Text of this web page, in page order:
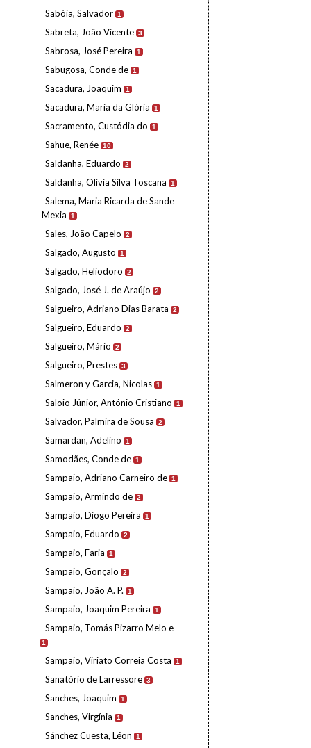
Sabóia, Salvador 1
Sabreta, João Vicente 3
Sabrosa, José Pereira 1
Sabugosa, Conde de 1
Sacadura, Joaquim 1
Sacadura, Maria da Glória 1
Sacramento, Custódia do 1
Sahue, Renée 10
Saldanha, Eduardo 2
Saldanha, Olívia Silva Toscana 1
Salema, Maria Ricarda de Sande
Mexia
1
Sales, João Capelo 2
Salgado, Augusto 1
Salgado, Heliodoro 2
Salgado, José J. de Araújo 2
Salgueiro, Adriano Dias Barata 2
Salgueiro, Eduardo 2
Salgueiro, Mário 2
Salgueiro, Prestes 3
Salmeron y Garcia, Nicolas 1
Saloio Júnior, António Cristiano 1
Salvador, Palmira de Sousa 2
Samardan, Adelino 1
Samodães, Conde de 1
Sampaio, Adriano Carneiro de 1
Sampaio, Armindo de 2
Sampaio, Diogo Pereira 1
Sampaio, Eduardo 2
Sampaio, Faria 1
Sampaio, Gonçalo 2
Sampaio, João A. P. 1
Sampaio, Joaquim Pereira 1
Sampaio, Tomás Pizarro Melo e
1
Sampaio, Viriato Correia Costa 1
Sanatório de Larressore 3
Sanches, Joaquim 1
Sanches, Virgínia 1
Sánchez Cuesta, Léon 1